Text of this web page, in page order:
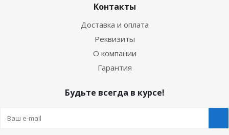
Контакты
Доставка и оплата
Реквизиты
О компании
Гарантия
Будьте всегда в курсе!